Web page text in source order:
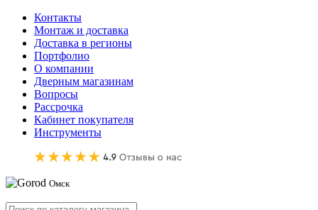
Контакты
Монтаж и доставка
Доставка в регионы
Портфолио
О компании
Дверным магазинам
Вопросы
Рассрочка
Кабинет покупателя
Инструменты
Омск